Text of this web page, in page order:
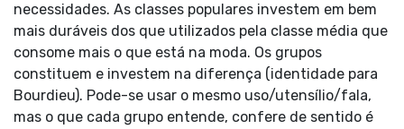
necessidades. As classes populares investem em bem
mais duráveis dos que utilizados pela classe média que
consome mais o que está na moda. Os grupos
constituem e investem na diferença (identidade para
Bourdieu). Pode-se usar o mesmo uso/utensílio/fala,
mas o que cada grupo entende, confere de sentido é